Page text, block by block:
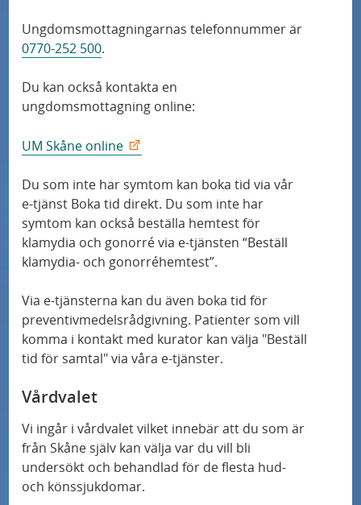
Ungdomsmottagningarnas telefonnummer är
0770-252 500.
Du kan också kontakta en
ungdomsmottagning online:
UM Skåne online
Du som inte har symtom kan boka tid via vår
e-tjänst Boka tid direkt. Du som inte har
symtom kan också beställa hemtest för
klamydia och gonorré via e-tjänsten “Beställ
klamydia- och gonorréhemtest”.
Via e-tjänsterna kan du även boka tid för
preventivmedelsrådgivning. Patienter som vill
komma i kontakt med kurator kan välja "Beställ
tid för samtal" via våra e-tjänster.
Vårdvalet
Vi ingår i vårdvalet vilket innebär att du som är
från Skåne själv kan välja var du vill bli
undersökt och behandlad för de flesta hud-
och könssjukdomar.